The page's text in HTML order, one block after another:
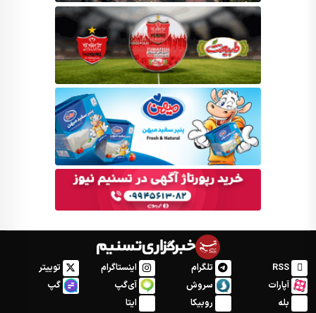
RSS تلگرام اینستاگرام
توییتر
آپارات
سروش آی‌گپ
گپ
بله
روبیکا ایتا